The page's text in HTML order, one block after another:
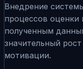
Внедрение
процессов оценки
полученным
значительный
мотивации.